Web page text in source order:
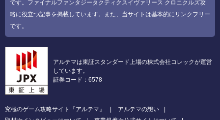
です。ファイナルファンタジータクティクスイヴァリース クロニクルズ攻
略に役立つ記事を掲載しています。また、当サイトは基本的にリンクフリー
です。
アルテマは東証スタンダード上場の株式会社コレックが運営
しています。
証券コード：6578
究極のゲーム攻略サイト『アルテマ』
アルテマの想い